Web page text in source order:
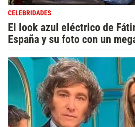
CELEBRIDADES
El look azul eléctrico de
España y su foto con un